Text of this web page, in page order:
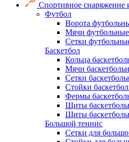
Спортивное снаряжение
Футбол
Ворота
Мячи футбольные
Сетки
Баскетбол
Кольца
Мячи
Сетки
Стойки
Фермы
Щиты
Щиты
Большой теннис
Сетки для